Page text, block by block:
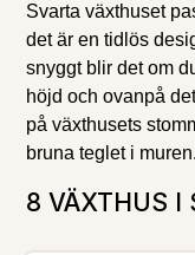
Svarta växthuset
det är en tidlös
snyggt blir det om
höjd och ovanpå
på växthusets
bruna teglet i muren.
8 VÄXTHUS I